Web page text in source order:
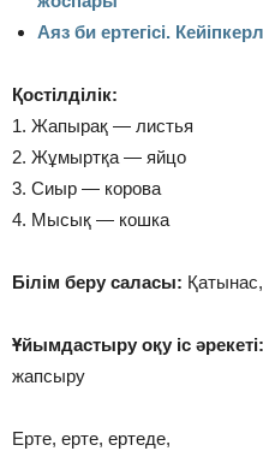
Аяз би ертегісі.
Қостілділік:
1. Жапырақ — листья
2. Жұмыртқа — яйцо
3. Сиыр — корова
4. Мысық — кошка
Білім беру саласы:
Ұйымдастыру оқу іс әрекеті:
жапсыру
Ерте, ерте, ертеде,